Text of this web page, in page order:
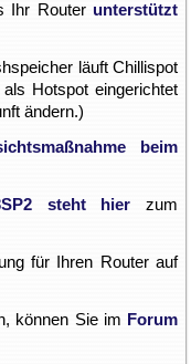
Ihr Router unterstützt
läuft Chillispot
Hotspot eingerichtet
ändern.)
beim
steht hier zum
für Ihren Router auf
können Sie im Forum